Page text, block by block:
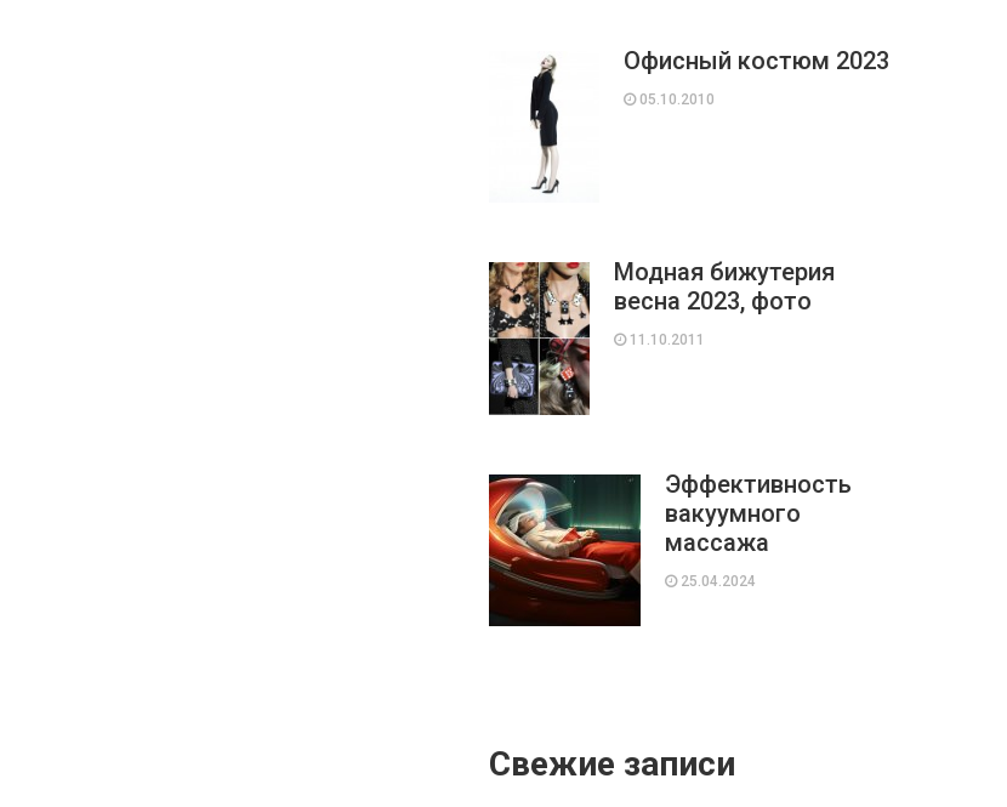
Офисный костюм 2023
05.10.2010
Модная бижутерия
весна 2023, фото
11.10.2011
Эффективность
вакуумного
массажа
25.04.2024
Свежие записи